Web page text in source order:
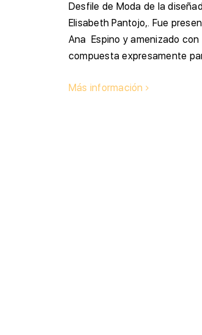
Desfile de Moda de la
Elisabeth Pantojo,. Fue
Ana Espino y amenizado con
compuesta expresamente
Más información